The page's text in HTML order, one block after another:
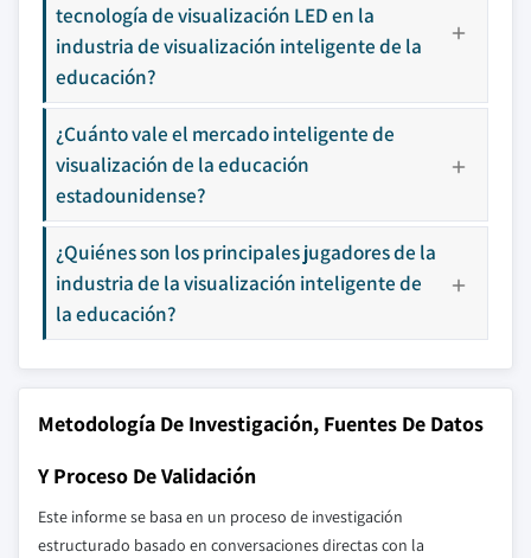
tecnología de visualización LED en la
industria de visualización inteligente de la
educación?
¿Cuánto vale el mercado inteligente de
visualización de la educación
estadounidense?
¿Quiénes son los principales jugadores de la
industria de la visualización inteligente de
la educación?
Metodología De Investigación, Fuentes De Datos
Y Proceso De Validación
Este informe se basa en un proceso de investigación
estructurado basado en conversaciones directas con la